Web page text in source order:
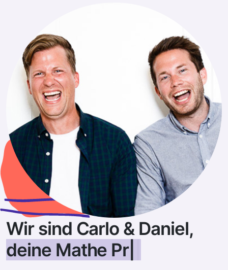
Wir sind Carlo & Daniel,
deine Mathe Profis